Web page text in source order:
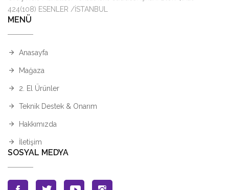
424(108) ESENLER /İSTANBUL
MENÜ
Anasayfa
Mağaza
2. El Ürünler
Teknik Destek & Onarım
Hakkımızda
İletişim
SOSYAL MEDYA